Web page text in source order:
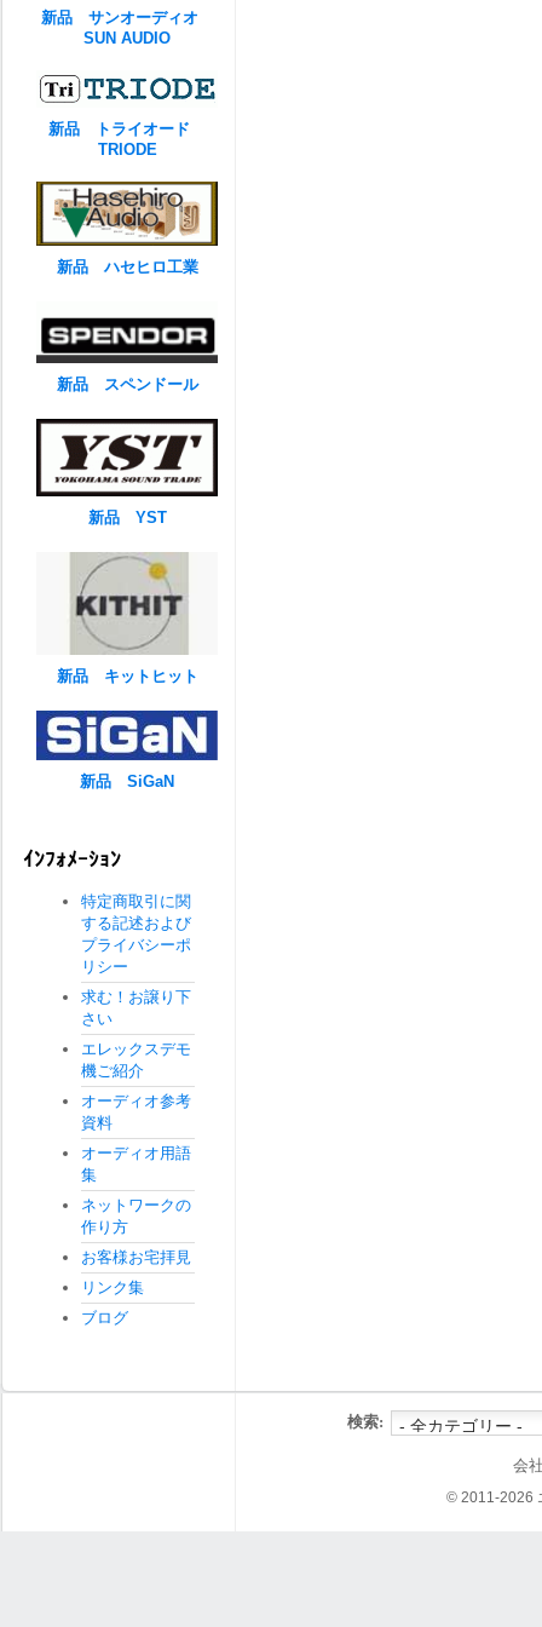
新品 サンオーディオ
SUN AUDIO
新品 トライオード
TRIODE
新品 ハセヒロ工業
新品 スペンドール
新品 YST
新品 キットヒット
新品 SiGaN
ｲﾝﾌｫﾒｰｼｮﾝ
特定商取引に関
する記述および
プライバシーポ
リシー
求む！お譲り下
さい
エレックスデモ
機ご紹介
オーディオ参考
資料
オーディオ用語
集
ネットワークの
作り方
お客様お宅拝見
リンク集
ブログ
検索:
会
© 2011-2026